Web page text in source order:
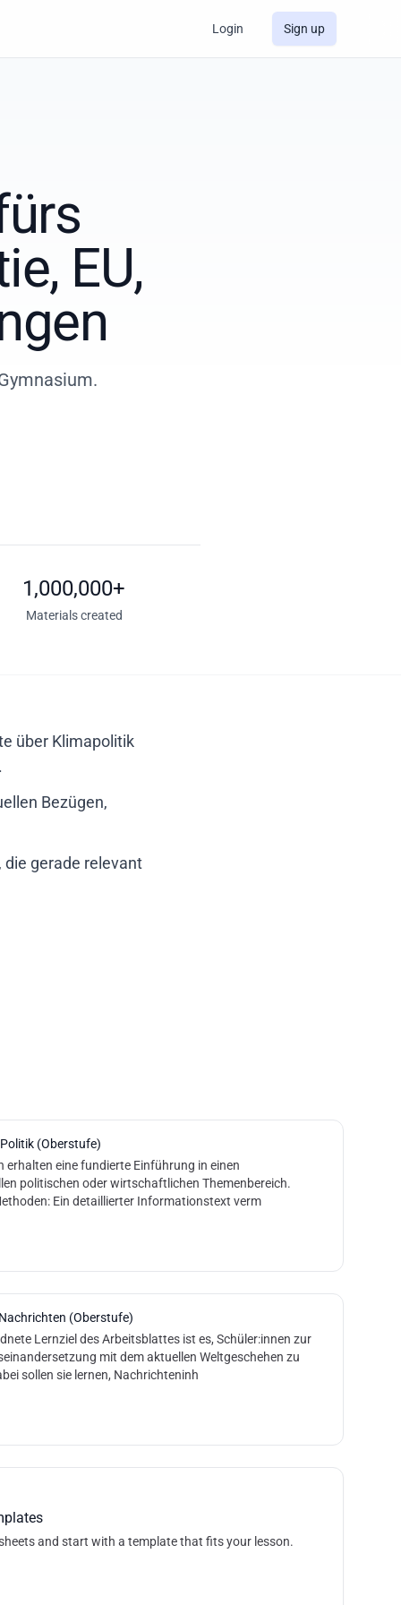
Login Sign up
EU,
1,000,000+
Materials created
über Klimapolitik
Bezügen,
gerade relevant
(Oberstufe)
erhalten eine fundierte Einführung in einen
politischen oder wirtschaftlichen Themenbereich.
Inhalte und Methoden: Ein detaillierter Informationstext verm
(Oberstufe)
Lernziel des Arbeitsblattes ist es, Schüler:innen zur
mit dem aktuellen Weltgeschehen zu
sollen sie lernen, Nachrichteninh
and start with a template that fits your lesson.